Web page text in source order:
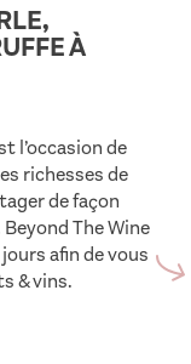
À
l’occasion de
richesses de
de façon
The Wine
afin de vous
& vins.